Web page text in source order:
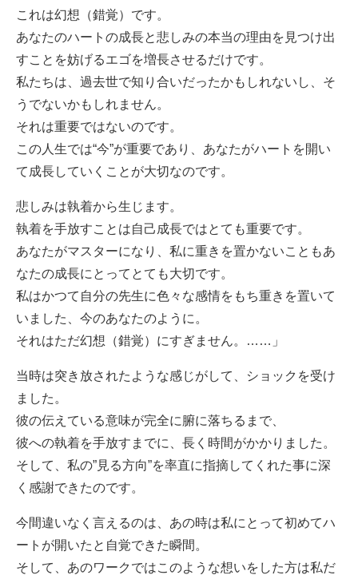
これは幻想（錯覚）です。
あなたのハートの成長と悲しみの本当の理由を見つけ出
すことを妨げるエゴを増長させるだけです。
私たちは、過去世で知り合いだったかもしれないし、そ
うでないかもしれません。
それは重要ではないのです。
この人生では“今”が重要であり、あなたがハートを開い
て成長していくことが大切なのです。
悲しみは執着から生じます。
執着を手放すことは自己成長ではとても重要です。
あなたがマスターになり、私に重きを置かないこともあ
なたの成長にとってとても大切です。
私はかつて自分の先生に色々な感情をもち重きを置いて
いました、今のあなたのように。
それはただ幻想（錯覚）にすぎません。……」
当時は突き放されたような感じがして、ショックを受け
ました。
彼の伝えている意味が完全に腑に落ちるまで、
彼への執着を手放すまでに、長く時間がかかりました。
そして、私の”見る方向”を率直に指摘してくれた事に深
く感謝できたのです。
今間違いなく言えるのは、あの時は私にとって初めてハ
ートが開いたと自覚できた瞬間。
そして、あのワークではこのような想いをした方は私だ